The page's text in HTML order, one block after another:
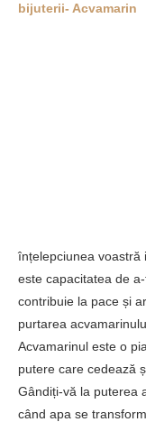
înțelepciunea voastră
este capacitatea de
contribuie la pace și
purtarea
Acvamarinul este o
putere care cedează
Gândiți-vă la puterea
când apa se